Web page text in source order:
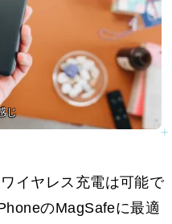
じ
イヤレス充電は可能で
のMagSafeに最適